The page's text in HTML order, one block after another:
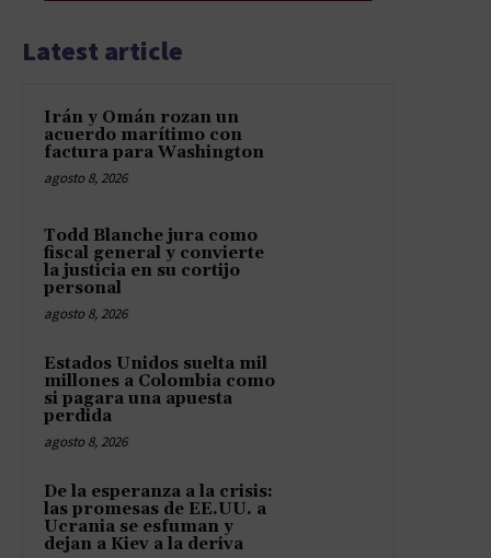
Latest article
Irán y Omán rozan un
acuerdo marítimo con
factura para Washington
agosto 8, 2026
Todd Blanche jura como
fiscal general y convierte
la justicia en su cortijo
personal
agosto 8, 2026
Estados Unidos suelta mil
millones a Colombia como
si pagara una apuesta
perdida
agosto 8, 2026
De la esperanza a la crisis:
las promesas de EE.UU. a
Ucrania se esfuman y
dejan a Kiev a la deriva